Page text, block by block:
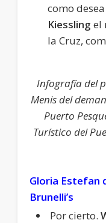
como
Kiessling el
la Cruz,
Infografía del
Menis del
Puerto
Turístico del
Gloria Estefan
Brunelli’s
Por cierto.